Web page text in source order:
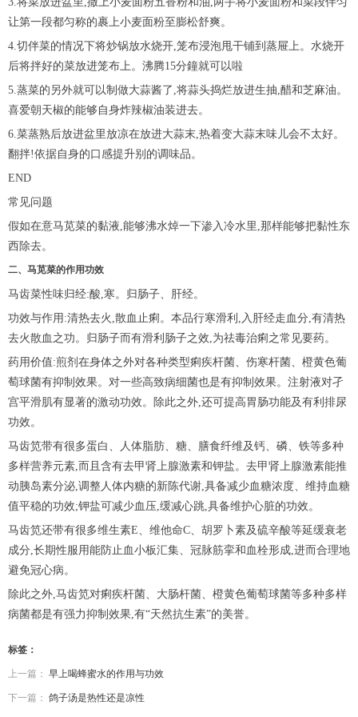
让第一段都匀称的裹上小麦面粉至膨松舒爽。
4.切伴菜的情况下将炒锅放水烧开,笼布浸泡甩干铺到蒸屉上。水烧开
后将拌好的菜放进笼布上。沸腾15分鐘就可以啦
5.蒸菜的另外就可以制做大蒜酱了,将蒜头捣烂放进生抽,醋和芝麻油。
喜爱朝天椒的能够自身炸辣椒油装进去。
6.菜蒸熟后放进盆里放凉在放进大蒜末,热着变大蒜末味儿会不太好。
翻拌!依据自身的口感提升别的调味品。
END
常见问题
假如在意马苋菜的黏液,能够沸水焯一下渗入冷水里,那样能够把黏性东
西除去。
二、马苋菜的作用功效
马齿菜性味归经:酸,寒。归肠子、肝经。
功效与作用:清热去火,散血止痢。本品行寒滑利,入肝经走血分,有清热
去火散血之功。归肠子而有滑利肠子之效,为祛毒治痢之常见要药。
药用价值:煎剂在身体之外对各种类型痢疾杆菌、伤寒杆菌、橙黄色葡
萄球菌有抑制效果。对一些高致病细菌也是有抑制效果。注射液对孑
宫平滑肌有显著的激动功效。除此之外,还可提高胃肠功能及有利排尿
功效。
马齿笕带有很多蛋白、人体脂肪、糖、膳食纤维及钙、磷、铁等多种
多样营养元素,而且含有去甲肾上腺激素和钾盐。去甲肾上腺激素能推
动胰岛素分泌,调整人体内糖的新陈代谢,具备减少血糖浓度、维持血糖
值平稳的功效;钾盐可减少血压,缓减心跳,具备维护心脏的功效。
马齿笕还带有很多维生素E、维他命C、胡罗卜素及硫辛酸等延缓衰老
成分,长期性服用能防止血小板汇集、冠脉筋挛和血栓形成,进而合理地
避免冠心病。
除此之外,马齿笕对痢疾杆菌、大肠杆菌、橙黄色葡萄球菌等多种多样
病菌都是有强力抑制效果,有“天然抗生素”的美誉。
标签：
上一篇： 早上喝蜂蜜水的作用与功效
下一篇： 鸽子汤是热性还是凉性